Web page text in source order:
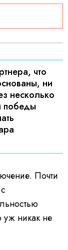
что
ни
несколько
победы
Почти
уж никак не